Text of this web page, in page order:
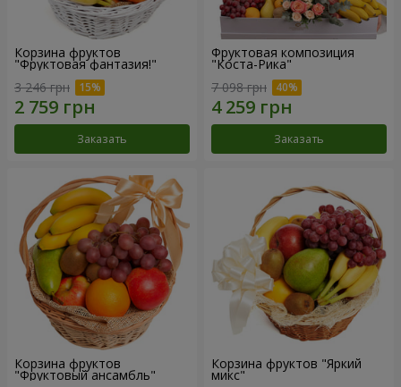
Корзина фруктов
"Фруктовая фантазия!"
3 246 грн
Заказать
Фруктовая композиция
"Коста-Рика"
7 098 грн
Заказать
Корзина фруктов
"Фруктовый ансамбль"
Корзина фруктов "Яркий
микс"